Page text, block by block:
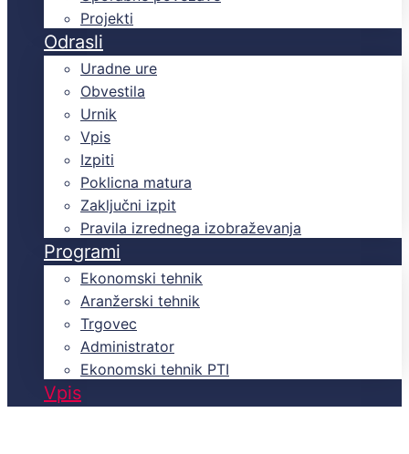
Projekti
Odrasli
Uradne ure
Obvestila
Urnik
Vpis
Izpiti
Poklicna matura
Zaključni izpit
Pravila izrednega izobraževanja
Programi
Ekonomski tehnik
Aranžerski tehnik
Trgovec
Administrator
Ekonomski tehnik PTI
Vpis